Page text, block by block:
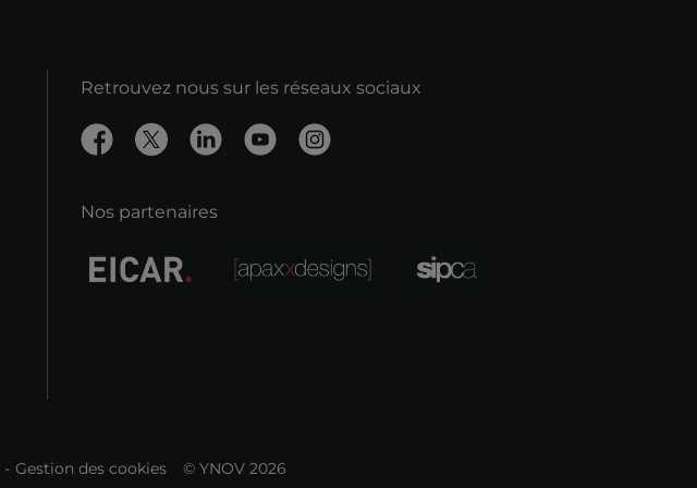
Retrouvez nous sur les réseaux sociaux
Nos partenaires
Gestion des cookies © YNOV 2026